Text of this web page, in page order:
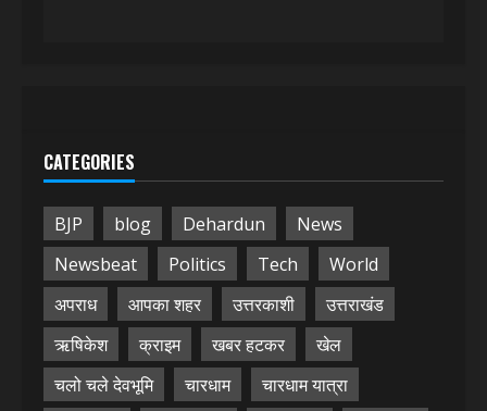
CATEGORIES
BJP blog Dehardun
News
Newsbeat
Politics Tech
World
अपराध
आपका शहर उत्तरकाशी
उत्तराखंड
ऋषिकेश
क्राइम खबर हटकर
खेल
चलो चले देवभूमि
चारधाम
चारधाम यात्रा